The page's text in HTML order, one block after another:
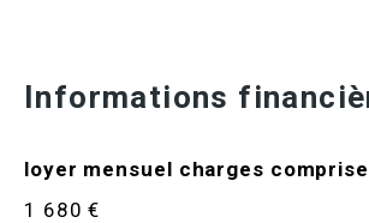
Informations
loyer mensuel charges
1 680 €